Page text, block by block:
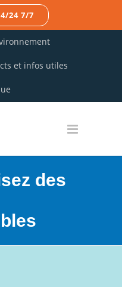
et infos utiles
des
24 7/7